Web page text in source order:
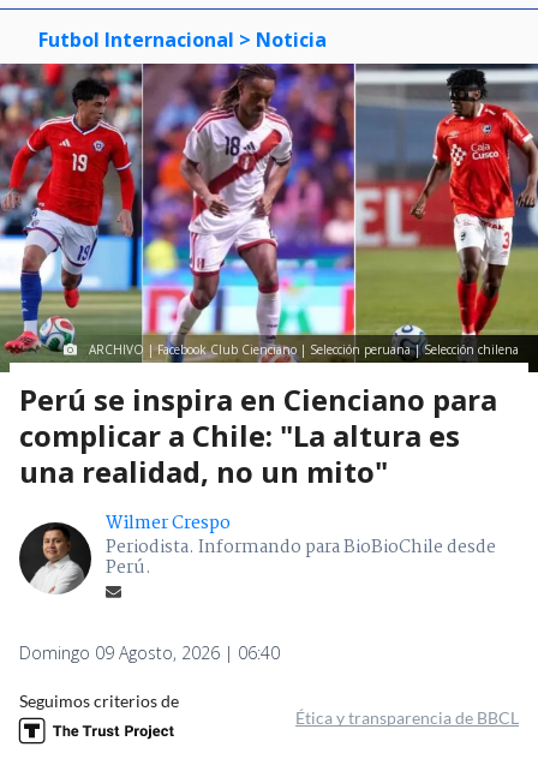
Futbol Internacional > Noticia
ARCHIVO | Facebook Club Cienciano | Selección peruana | Selección chilena
Perú se inspira en Cienciano para
complicar a Chile: "La altura es
una realidad, no un mito"
Wilmer Crespo
Periodista. Informando para BioBioChile desde
Perú.
Domingo 09 Agosto, 2026 | 06:40
Seguimos criterios de
Ética y transparencia de BBCL